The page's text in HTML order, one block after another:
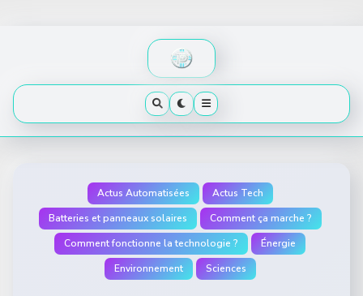
Actus Automatisées
Actus Tech
Batteries et panneaux solaires
Comment ça marche ?
Comment fonctionne la technologie ?
Énergie
Environnement
Sciences